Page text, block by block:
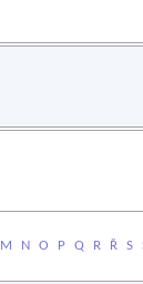
M N O P Q R Ř S